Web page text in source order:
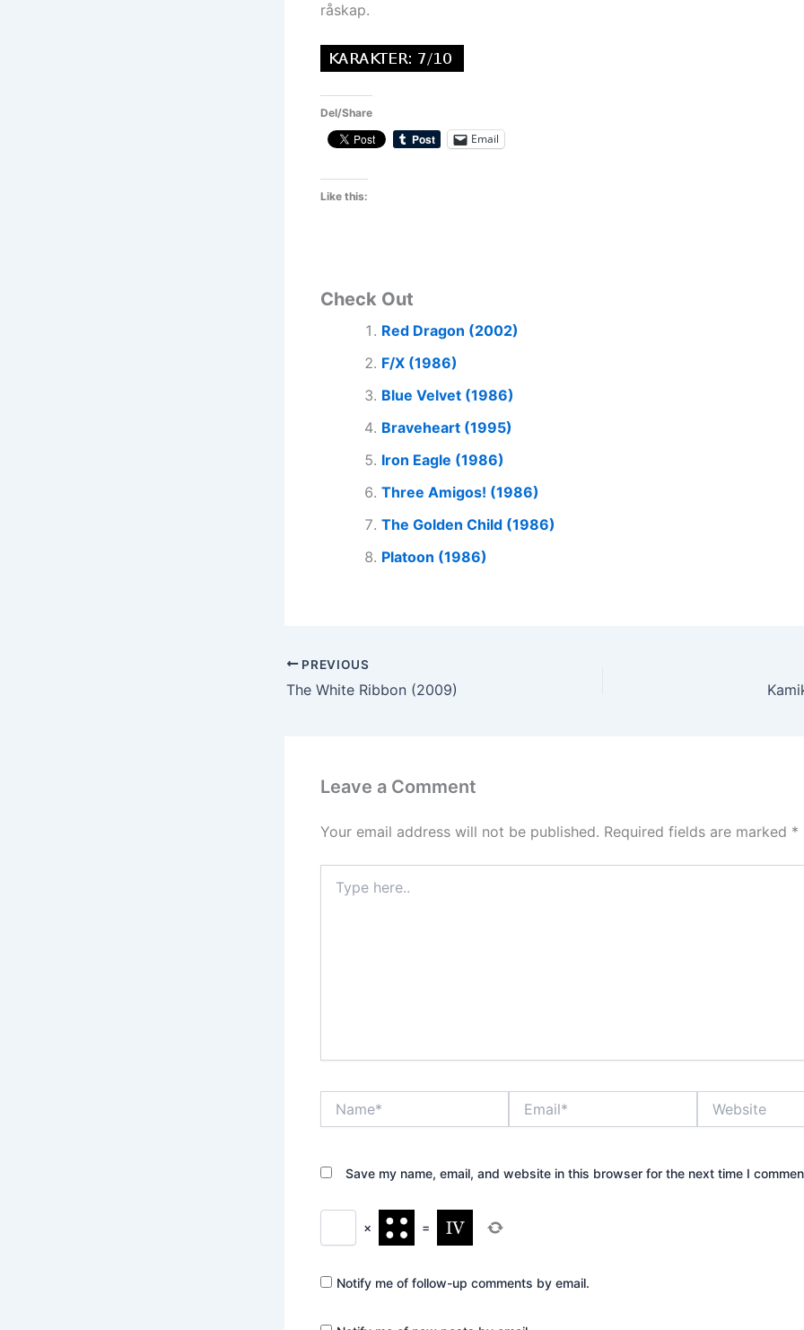
råskap.
Del/Share
Email
Like this:
Check Out
Red Dragon (2002)
F/X (1986)
Blue Velvet (1986)
Braveheart (1995)
Iron Eagle (1986)
Three Amigos! (1986)
The Golden Child (1986)
Platoon (1986)
PREVIOUS
The White Ribbon (2009)
Leave a Comment
Your email address will not be published. Required fields are marked *
here..
Save my name, email, and website in this browser for the next time I
× =
Notify me of follow-up comments by email.